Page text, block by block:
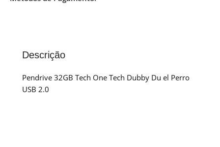
Descrição
Pendrive 32GB Tech One Tech Dubby Du el Perro
USB 2.0